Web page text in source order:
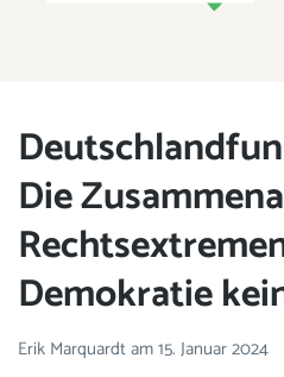
Die
Demokratie
Erik Marquardtam15. Januar 2024